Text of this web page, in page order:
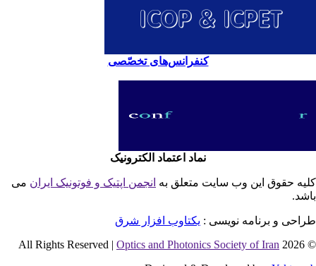
کنفرانس‌های تخصّصی
نماد اعتماد الکترونیک
حقوق این وب سایت متعلق بهانجمن اپتیک و فوتونیک ایران می
و برنامه نویسی : یکتاوب افزار شرق
©
Optics and Photonics Society of Iran